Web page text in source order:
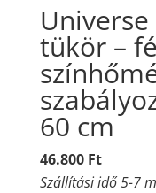
tükör –
60 cm
46.800 Ft
Szállítási idő 5-7